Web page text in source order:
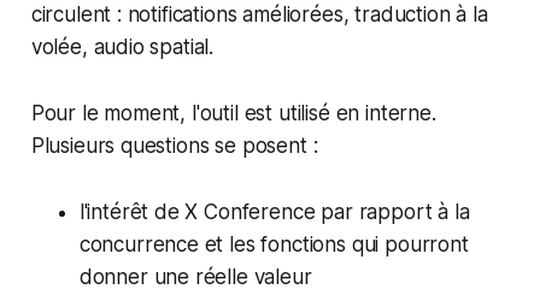
circulent : notifications améliorées, traduction à la
volée, audio spatial.
Pour le moment, l'outil est utilisé en interne.
Plusieurs questions se posent :
l'intérêt de X Conference par rapport à la
concurrence et les fonctions qui pourront
donner une réelle valeur